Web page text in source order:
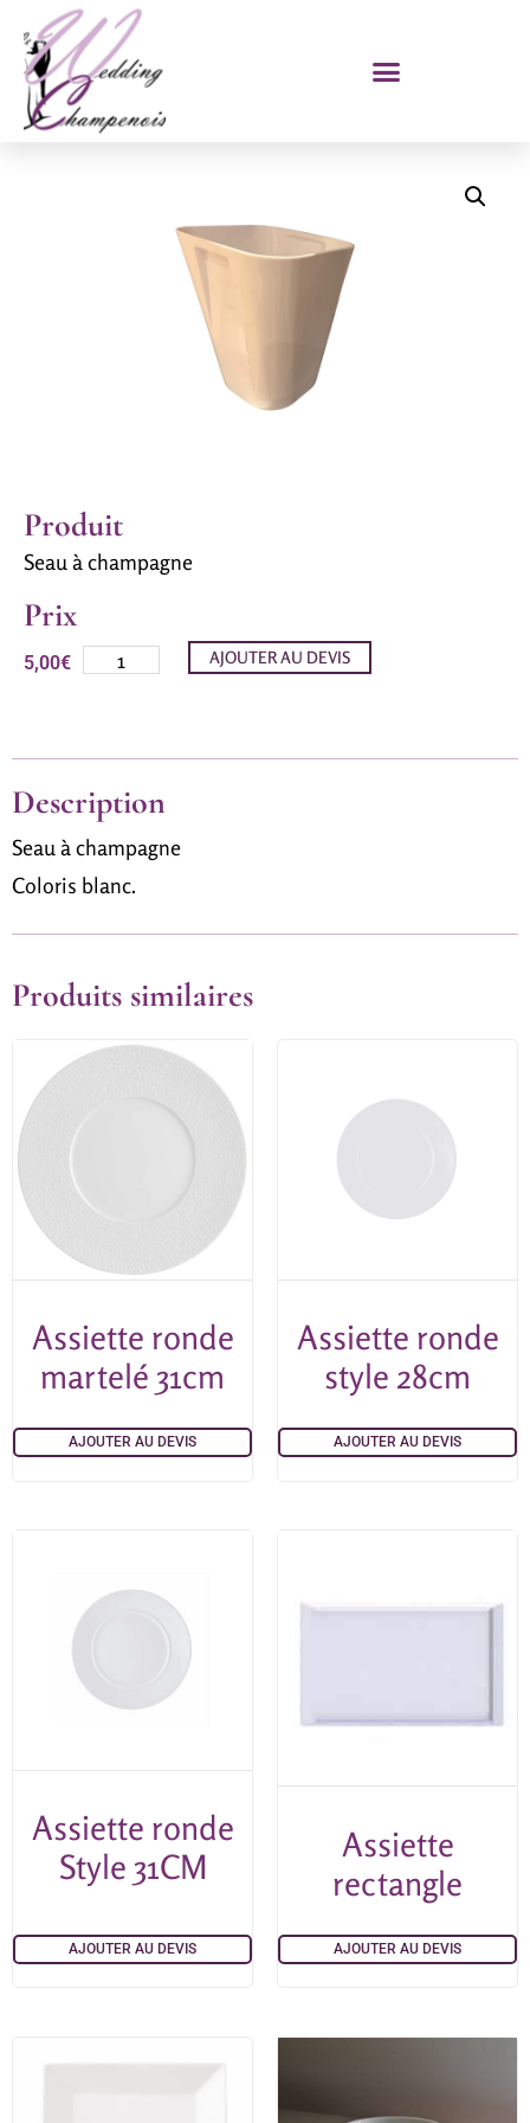
Produit
Seau à champagne
Prix
5,00€ AJOUTER AU DEVIS
Description
Seau à champagne
Coloris blanc.
Produits similaires
Assiette ronde
martelé 31cm
AJOUTER AU DEVIS
Assiette ronde
style 28cm
AJOUTER AU DEVIS
Assiette ronde
Style 31CM
AJOUTER AU DEVIS
Assiette
rectangle
AJOUTER AU DEVIS